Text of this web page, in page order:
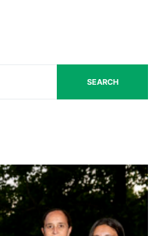
SEARCH